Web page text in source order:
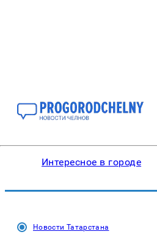
Интересное в городе
Новости Татарстана